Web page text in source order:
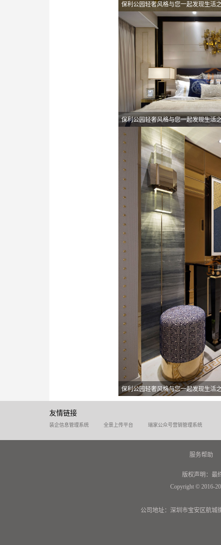
保利公园轻奢风格与您一起发现生活
保利公园轻奢风格与您一起发现生活
保利公园轻奢风格与您一起发现生活
友情链接
装企信息管理系统 全景上传平台 瑞家公众号营销管理系统
服务帮助
版权声明：最
Copyright © 2016-
公司地址：深圳市宝安区航城